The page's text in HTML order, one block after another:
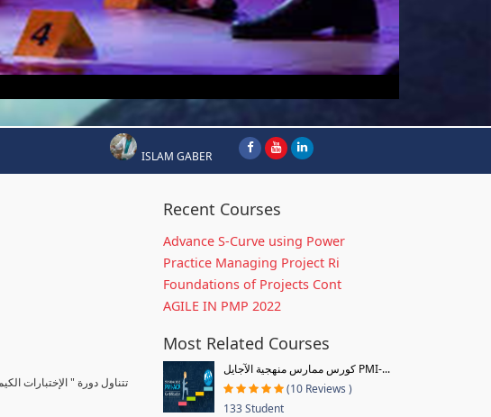
ISLAM GABER
تتناول دورة " الإختبارات
Recent Courses
Advance S-Curve using Power
Practice Managing Project Ri
Foundations of Projects Cont
AGILE IN PMP 2022
Most Related Courses
كورس ممارس منهجية الآجايل PMI-...
(10 Reviews )
133 Student